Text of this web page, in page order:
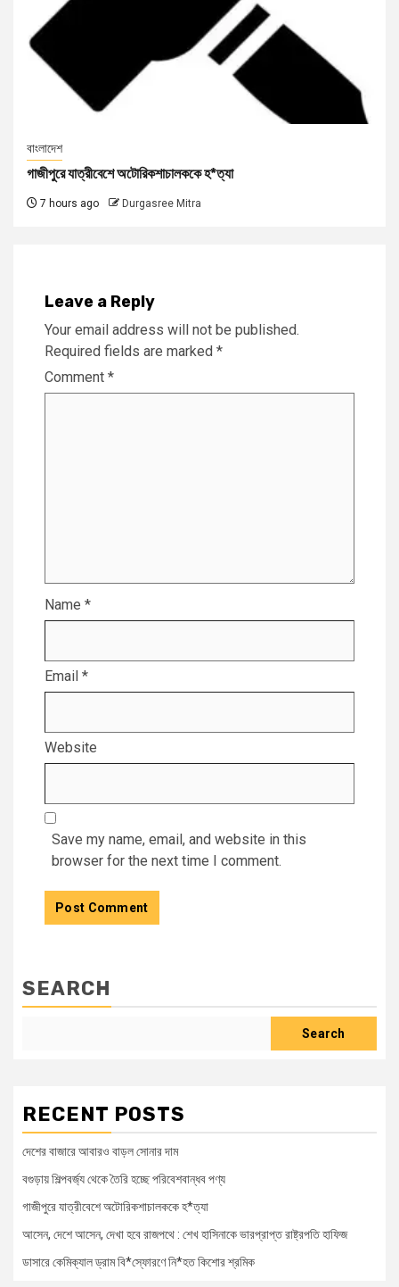
বাংলাদেশ
গাজীপুরে যাত্রীবেশে অটোরিকশাচালককে হ*ত্যা
7 hours ago Durgasree Mitra
Leave a Reply
Your email address will not be published.
Required fields are marked *
Comment *
Name *
Email *
Website
Save my name, email, and website in this
browser for the next time I comment.
SEARCH
Search
RECENT POSTS
দেশের বাজারে আবারও বাড়ল সোনার দাম
বগুড়ায় শিল্পবর্জ্য থেকে তৈরি হচ্ছে পরিবেশবান্ধব পণ্য
গাজীপুরে যাত্রীবেশে অটোরিকশাচালককে হ*ত্যা
আসেন, দেশে আসেন, দেখা হবে রাজপথে : শেখ হাসিনাকে ভারপ্রাপ্ত রাষ্ট্রপতি হাফিজ
ডাসারে কেমিক্যাল ড্রাম বি*স্ফোরণে নি*হত কিশোর শ্রমিক